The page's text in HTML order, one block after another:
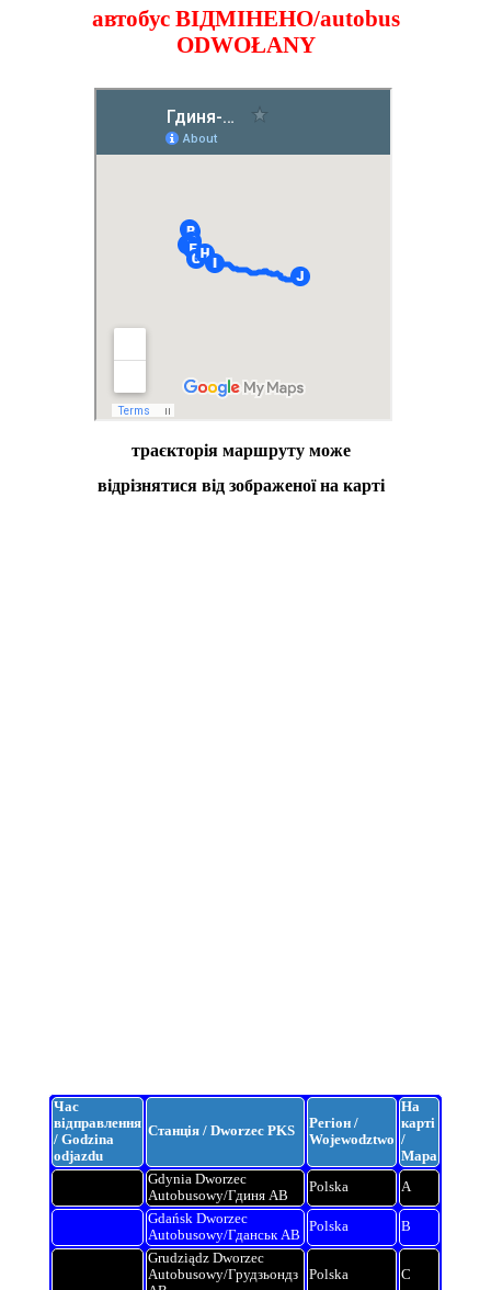
автобус ВІДМІНЕНО/autobus
ODWOŁANY
траєкторія маршруту може
відрізнятися від зображеної на карті
Час
відправлення
/ Godzina
odjazdu
Станція / Dworzec PKS
Регіон /
Wojewodztwo
На
карті
/
Mapa
Gdynia Dworzec
Autobusowy/Гдиня АВ
Polska A
Gdańsk Dworzec
Autobusowy/Гданськ АВ
Polska B
Grudziądz Dworzec
Autobusowy/Грудзьондз
Polska C